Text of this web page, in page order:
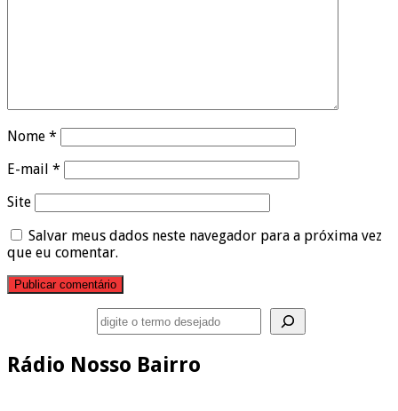
Nome *
E-mail *
Site
Salvar meus dados neste navegador para a próxima vez
que eu comentar.
Rádio Nosso Bairro